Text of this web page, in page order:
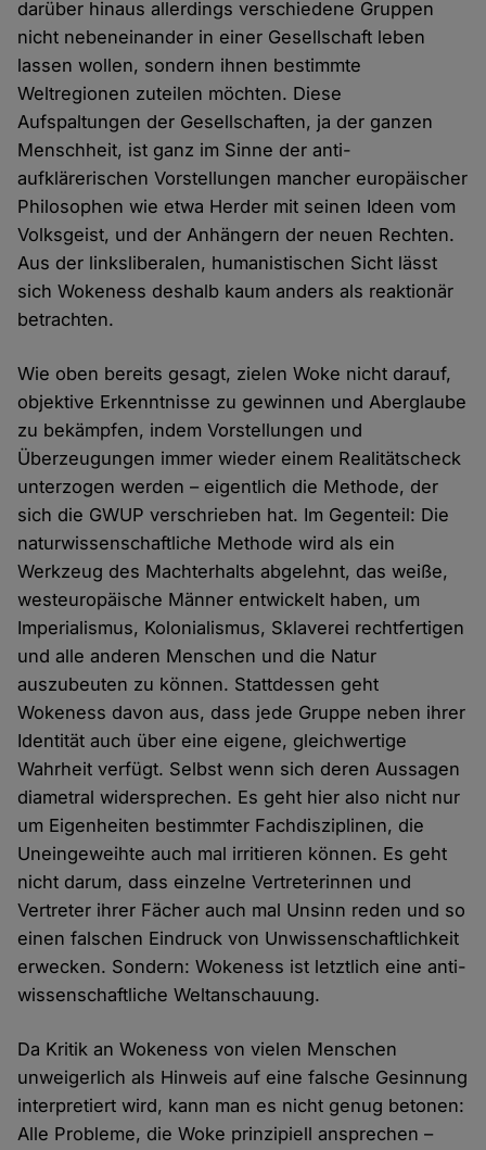
darüber hinaus allerdings verschiedene Gruppen
nicht nebeneinander in einer Gesellschaft leben
lassen wollen, sondern ihnen bestimmte
Weltregionen zuteilen möchten. Diese
Aufspaltungen der Gesellschaften, ja der ganzen
Menschheit, ist ganz im Sinne der anti-
aufklärerischen Vorstellungen mancher europäischer
Philosophen wie etwa Herder mit seinen Ideen vom
Volksgeist, und der Anhängern der neuen Rechten.
Aus der linksliberalen, humanistischen Sicht lässt
sich Wokeness deshalb kaum anders als reaktionär
betrachten.
Wie oben bereits gesagt, zielen Woke nicht darauf,
objektive Erkenntnisse zu gewinnen und Aberglaube
zu bekämpfen, indem Vorstellungen und
Überzeugungen immer wieder einem Realitätscheck
unterzogen werden – eigentlich die Methode, der
sich die GWUP verschrieben hat. Im Gegenteil: Die
naturwissenschaftliche Methode wird als ein
Werkzeug des Machterhalts abgelehnt, das weiße,
westeuropäische Männer entwickelt haben, um
Imperialismus, Kolonialismus, Sklaverei rechtfertigen
und alle anderen Menschen und die Natur
auszubeuten zu können. Stattdessen geht
Wokeness davon aus, dass jede Gruppe neben ihrer
Identität auch über eine eigene, gleichwertige
Wahrheit verfügt. Selbst wenn sich deren Aussagen
diametral widersprechen. Es geht hier also nicht nur
um Eigenheiten bestimmter Fachdisziplinen, die
Uneingeweihte auch mal irritieren können. Es geht
nicht darum, dass einzelne Vertreterinnen und
Vertreter ihrer Fächer auch mal Unsinn reden und so
einen falschen Eindruck von Unwissenschaftlichkeit
erwecken. Sondern: Wokeness ist letztlich eine anti-
wissenschaftliche Weltanschauung.
Da Kritik an Wokeness von vielen Menschen
unweigerlich als Hinweis auf eine falsche Gesinnung
interpretiert wird, kann man es nicht genug betonen:
Alle Probleme, die Woke prinzipiell ansprechen –